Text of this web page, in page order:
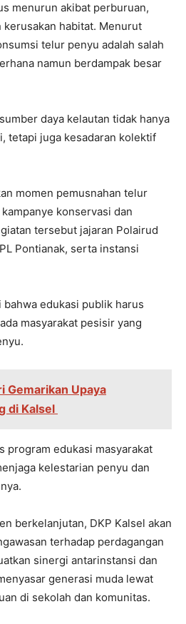
menurun akibat perburuan,
kerusakan habitat. Menurut
telur penyu adalah salah
namun berdampak besar
daya kelautan tidak hanya
tetapi juga kesadaran kolektif
momen pemusnahan telur
konservasi dan
tersebut jajaran Polairud
Pontianak, serta instansi
edukasi publik harus
masyarakat pesisir yang
Gemarikan Upaya
di Kalsel
program edukasi masyarakat
kelestarian penyu dan
berkelanjutan, DKP Kalsel akan
terhadap perdagangan
sinergi antarinstansi dan
generasi muda lewat
di sekolah dan komunitas.